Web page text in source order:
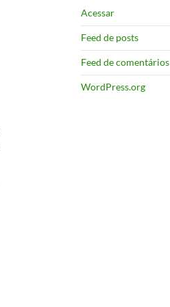
Acessar
Feed de posts
Feed de comentários
WordPress.org